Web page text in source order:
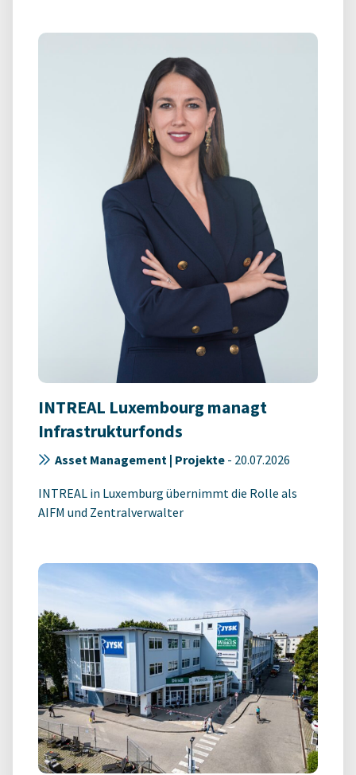
INTREAL Luxembourg managt
Infrastrukturfonds
Asset Management | Projekte - 20.07.2026
INTREAL in Luxemburg übernimmt die Rolle als
AIFM und Zentralverwalter